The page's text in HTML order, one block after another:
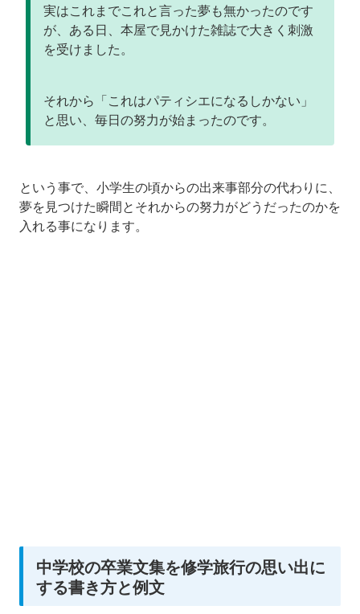
実はこれまでこれと言った夢も無かったのです
が、ある日、本屋で見かけた雑誌で大きく刺激
を受けました。
それから「これはパティシエになるしかない」
と思い、毎日の努力が始まったのです。
という事で、小学生の頃からの出来事部分の代わりに、
夢を見つけた瞬間とそれからの努力がどうだったのかを
入れる事になります。
中学校の卒業文集を修学旅行の思い出に
する書き方と例文